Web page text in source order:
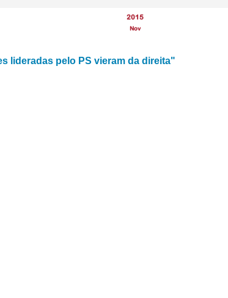
2015
Nov
lideradas pelo PS vieram da direita"